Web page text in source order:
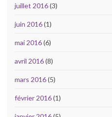
juillet 2016(3)
juin 2016(1)
mai 2016(6)
avril 2016(8)
mars 2016(5)
février 2016(1)